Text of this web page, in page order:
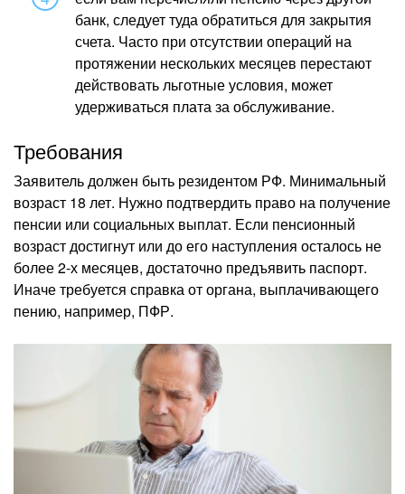
банк, следует туда обратиться для закрытия
счета. Часто при отсутствии операций на
протяжении нескольких месяцев перестают
действовать льготные условия, может
удерживаться плата за обслуживание.
Требования
Заявитель должен быть резидентом РФ. Минимальный
возраст 18 лет. Нужно подтвердить право на получение
пенсии или социальных выплат. Если пенсионный
возраст достигнут или до его наступления осталось не
более 2-х месяцев, достаточно предъявить паспорт.
Иначе требуется справка от органа, выплачивающего
пению, например, ПФР.